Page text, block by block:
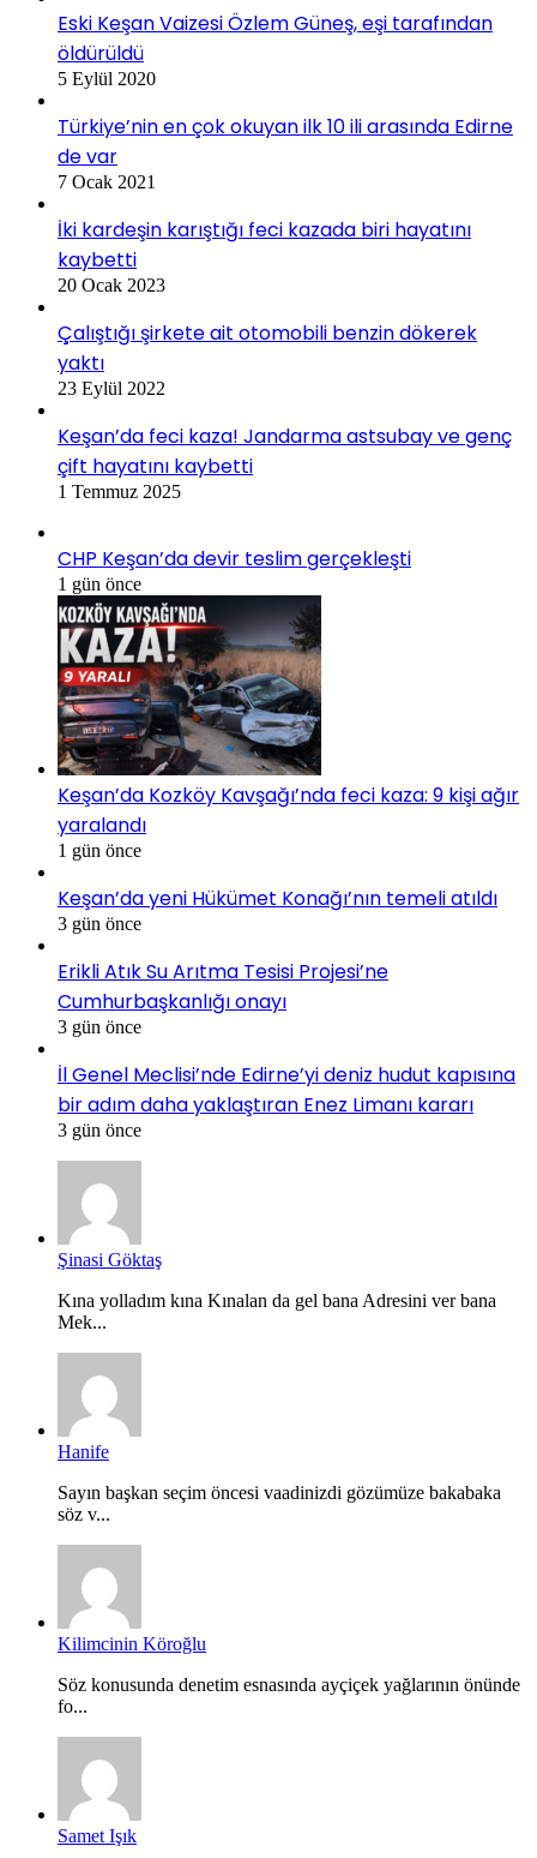
Eski Keşan Vaizesi Özlem Güneş, eşi tarafından
öldürüldü
5 Eylül 2020
Türkiye’nin en çok okuyan ilk 10 ili arasında Edirne
de var
7 Ocak 2021
İki kardeşin karıştığı feci kazada biri hayatını
kaybetti
20 Ocak 2023
Çalıştığı şirkete ait otomobili benzin dökerek
yaktı
23 Eylül 2022
Keşan’da feci kaza! Jandarma astsubay ve genç
çift hayatını kaybetti
1 Temmuz 2025
CHP Keşan’da devir teslim gerçekleşti
1 gün önce
Keşan’da Kozköy Kavşağı’nda feci kaza: 9 kişi ağır
yaralandı
1 gün önce
Keşan’da yeni Hükümet Konağı’nın temeli atıldı
3 gün önce
Erikli Atık Su Arıtma Tesisi Projesi’ne
Cumhurbaşkanlığı onayı
3 gün önce
İl Genel Meclisi’nde Edirne’yi deniz hudut kapısına
bir adım daha yaklaştıran Enez Limanı kararı
3 gün önce
Şinasi Göktaş
Kına yolladım kına Kınalan da gel bana Adresini ver bana
Mek...
Hanife
Sayın başkan seçim öncesi vaadinizdi gözümüze bakabaka
söz v...
Kilimcinin Köroğlu
Söz konusunda denetim esnasında ayçiçek yağlarının önünde
fo...
Samet Işık